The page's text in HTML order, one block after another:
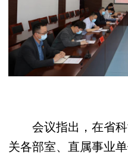
会议指出，在省科
关各部室、直属事业